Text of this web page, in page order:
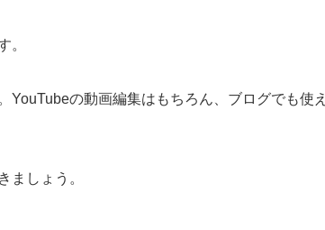
。
の動画編集はもちろん、ブログでも使え
ましょう。